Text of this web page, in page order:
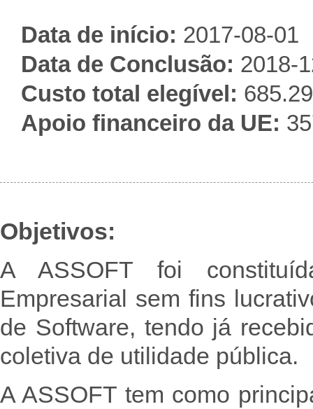
Data de início: 2017-08-01
Data de Conclusão: 2018-
Custo total elegível:
Apoio financeiro da UE:
Objetivos:
A ASSOFT foi
Empresarial sem fins
de Software, tendo já
coletiva de utilidade pública.
A ASSOFT tem como